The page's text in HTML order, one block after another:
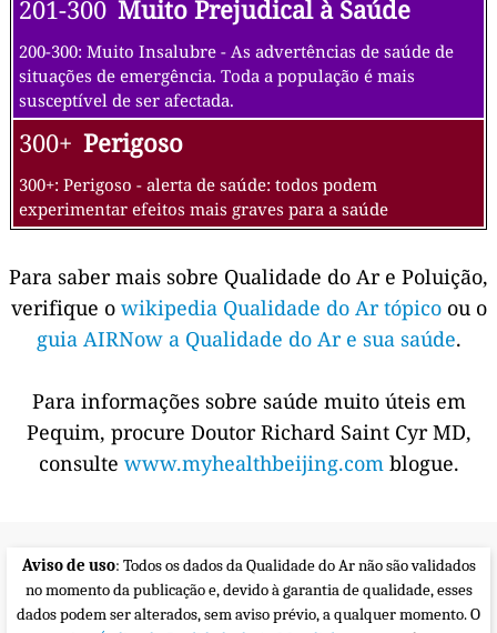
201-300 Muito Prejudical à Saúde
200-300: Muito Insalubre - As advertências de saúde de
situações de emergência. Toda a população é mais
susceptível de ser afectada.
300+ Perigoso
300+: Perigoso - alerta de saúde: todos podem
experimentar efeitos mais graves para a saúde
Para saber mais sobre Qualidade do Ar e Poluição,
verifique o wikipedia Qualidade do Ar tópico ou o
guia AIRNow a Qualidade do Ar e sua saúde.
Para informações sobre saúde muito úteis em
Pequim, procure Doutor Richard Saint Cyr MD,
consulte www.myhealthbeijing.com blogue.
Aviso de uso: Todos os dados da Qualidade do Ar não são validados
no momento da publicação e, devido à garantia de qualidade, esses
dados podem ser alterados, sem aviso prévio, a qualquer momento. O